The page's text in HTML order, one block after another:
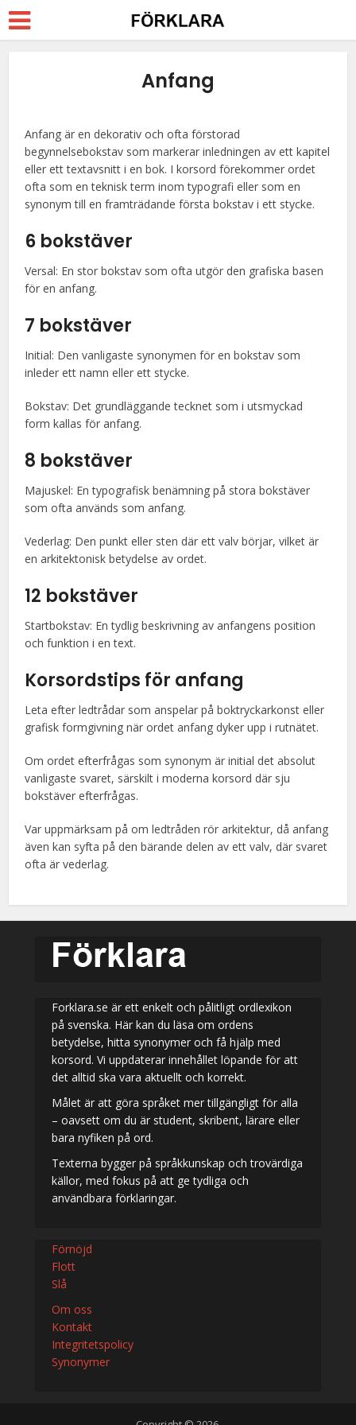
Anfang
Anfang är en dekorativ och ofta förstorad
begynnelsebokstav som markerar inledningen av ett kapitel
eller ett textavsnitt i en bok. I korsord förekommer ordet
ofta som en teknisk term inom typografi eller som en
synonym till en framträdande första bokstav i ett stycke.
6 bokstäver
Versal: En stor bokstav som ofta utgör den grafiska basen
för en anfang.
7 bokstäver
Initial: Den vanligaste synonymen för en bokstav som
inleder ett namn eller ett stycke.
Bokstav: Det grundläggande tecknet som i utsmyckad
form kallas för anfang.
8 bokstäver
Majuskel: En typografisk benämning på stora bokstäver
som ofta används som anfang.
Vederlag: Den punkt eller sten där ett valv börjar, vilket är
en arkitektonisk betydelse av ordet.
12 bokstäver
Startbokstav: En tydlig beskrivning av anfangens position
och funktion i en text.
Korsordstips för anfang
Leta efter ledtrådar som anspelar på boktryckarkonst eller
grafisk formgivning när ordet anfang dyker upp i rutnätet.
Om ordet efterfrågas som synonym är initial det absolut
vanligaste svaret, särskilt i moderna korsord där sju
bokstäver efterfrågas.
Var uppmärksam på om ledtråden rör arkitektur, då anfang
även kan syfta på den bärande delen av ett valv, där svaret
ofta är vederlag.
Forklara.se är ett enkelt och pålitligt ordlexikon
på svenska. Här kan du läsa om ordens
betydelse, hitta synonymer och få hjälp med
korsord. Vi uppdaterar innehållet löpande för att
det alltid ska vara aktuellt och korrekt.
Målet är att göra språket mer tillgängligt för alla
– oavsett om du är student, skribent, lärare eller
bara nyfiken på ord.
Texterna bygger på språkkunskap och trovärdiga
källor, med fokus på att ge tydliga och
användbara förklaringar.
Förnöjd
Flott
Slå
Om oss
Kontakt
Integritetspolicy
Synonymer